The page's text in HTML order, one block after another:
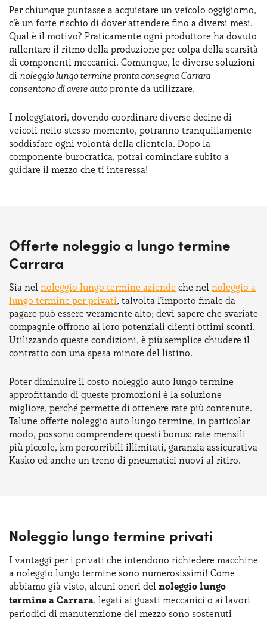
Per chiunque puntasse a acquistare un veicolo oggigiorno,
c’è un forte rischio di dover attendere fino a diversi mesi.
Qual è il motivo? Praticamente ogni produttore ha dovuto
rallentare il ritmo della produzione per colpa della scarsità
di componenti meccanici. Comunque, le diverse soluzioni
di noleggio lungo termine pronta consegna Carrara
consentono di avere autopronte da utilizzare.
I noleggiatori, dovendo coordinare diverse decine di
veicoli nello stesso momento, potranno tranquillamente
soddisfare ogni volontà della clientela. Dopo la
componente burocratica, potrai cominciare subito a
guidare il mezzo che ti interessa!
Offerte noleggio a lungo termine
Carrara
Sia nel noleggio lungo termine aziende che nel noleggio a
lungo termine per privati, talvolta l'importo finale da
pagare può essere veramente alto; devi sapere che svariate
compagnie offrono ai loro potenziali clienti ottimi sconti.
Utilizzando queste condizioni, è più semplice chiudere il
contratto con una spesa minore del listino.
Poter diminuire il costo noleggio auto lungo termine
approfittando di queste promozioni è la soluzione
migliore, perché permette di ottenere rate più contenute.
Talune offerte noleggio auto lungo termine, in particolar
modo, possono comprendere questi bonus: rate mensili
più piccole, km percorribili illimitati, garanzia assicurativa
Kasko ed anche un treno di pneumatici nuovi al ritiro.
Noleggio lungo termine privati
I vantaggi per i privati che intendono richiedere macchine
a noleggio lungo termine sono numerosissimi! Come
abbiamo già visto, alcuni oneri del noleggio lungo
termine a Carrara, legati ai guasti meccanici o ai lavori
periodici di manutenzione del mezzo sono sostenuti